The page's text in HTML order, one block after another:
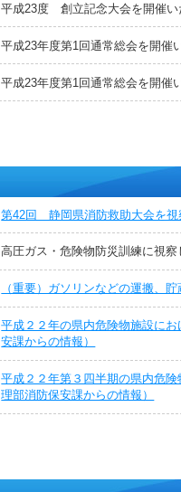
平成23度 創立記念大会を開催い
平成23年度第1回通常総会を開催
平成23年度第1回通常総会を開催
第42回 静岡県消防救助大会を視
高圧ガス・危険物防災訓練に視察
（重要）ガソリンなどの運搬、
平成２２年の県内危険物施設に
安課からの情報）
平成２２年第３四半期の県内危
理部消防保安課からの情報）